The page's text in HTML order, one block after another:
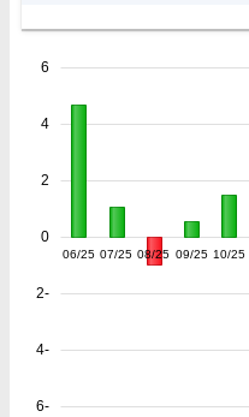
06/25 07/25 08/25 09/25 10/25
-6
-4
-2
0
2
4
6